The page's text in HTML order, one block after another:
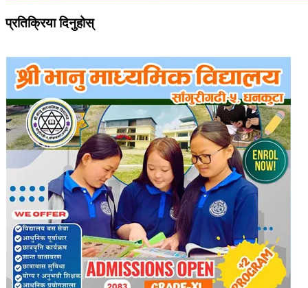
प्रतिक्रिया दिनुहोस्